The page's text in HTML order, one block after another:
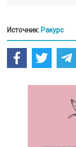
Источник: Ракурс